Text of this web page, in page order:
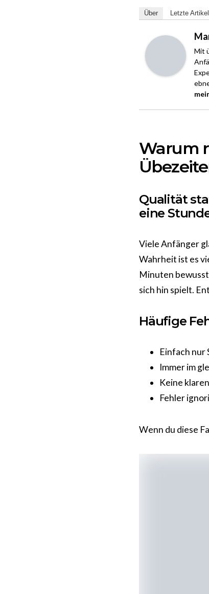
Über Letzte Artikel
Mit
Warum
Qualität
eine
Viele Anfänger
Wahrheit ist es
Minuten
sich hin spielt.
Häufige
Einfach nur
Immer im
Keine
Fehler
Wenn du diese